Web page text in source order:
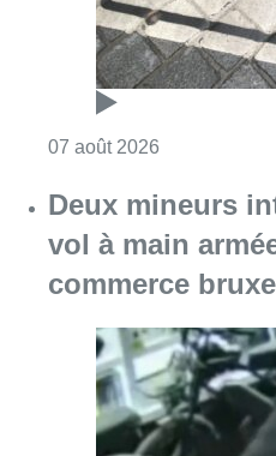
07 août 2026Consulter